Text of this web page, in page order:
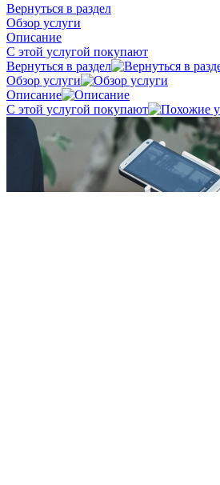
Вернуться в раздел
Обзор услуги
Описание
С этой услугой покупают
Вернуться в раздел
Обзор услуги
Описание
С этой услугой покупают